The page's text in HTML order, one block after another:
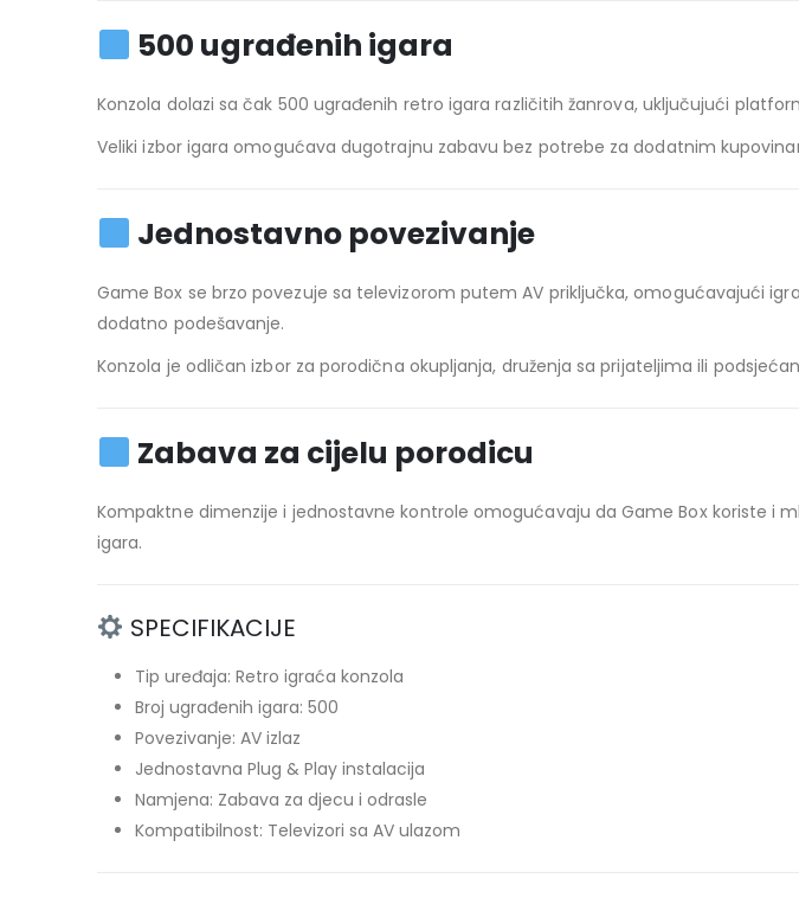
500 ugrađenih igara
Konzola dolazi sa čak 500 ugrađenih retro igara različitih žanrova, uključujući
Veliki izbor igara omogućava dugotrajnu zabavu bez potrebe za dodatnim
Jednostavno povezivanje
Game Box se brzo povezuje sa televizorom putem AV priključka, omogućavajući
dodatno podešavanje.
Konzola je odličan izbor za porodična okupljanja, druženja sa prijateljima ili
Zabava za cijelu porodicu
Kompaktne dimenzije i jednostavne kontrole omogućavaju da Game Box koriste i
igara.
SPECIFIKACIJE
Tip uređaja: Retro igraća konzola
Broj ugrađenih igara: 500
Povezivanje: AV izlaz
Jednostavna Plug & Play instalacija
Namjena: Zabava za djecu i odrasle
Kompatibilnost: Televizori sa AV ulazom